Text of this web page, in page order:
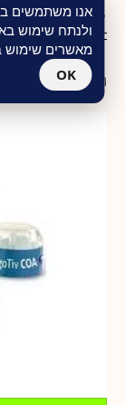
ל- ציטרולין L-Citrulline
₪199.00
תומך
תוספי תזונה
אנו משתמשים
ולנתח שימוש
מאשרים שימוש
OK